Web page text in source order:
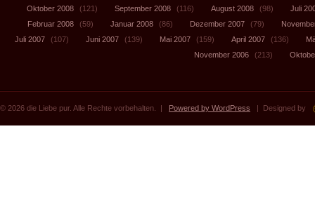
Oktober 2008
(121) September 2008 (116) August 2008 (98)
Juli
Februar 2008
(59) Januar 2008 (86) Dezember 2007 (79)
Juli 2007
(107) Juni 2007 (139) Mai 2007 (159) April 2007 (136)
November 2006
(213)
© 2026 die Liebe pur. Alle Rechte vorbehalten. | Powered by WordPress | Designed by